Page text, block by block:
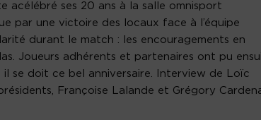
acélébré ses 20 ans à la salle omnisport
par une victoire des locaux face à l’équipe
durant le match : les encouragements en
Joueurs adhérents et partenaires ont pu
se doit ce bel anniversaire. Interview de Loïc
Françoise Lalande et Grégory